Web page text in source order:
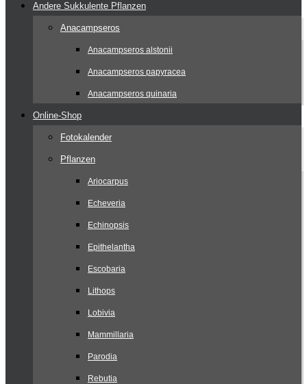
Andere Sukkulente Pflanzen
Anacampseros
Anacampseros alstonii
Anacampseros papyracea
Anacampseros quinaria
Online-Shop
Fotokalender
Pflanzen
Ariocarpus
Echeveria
Echinopsis
Epithelantha
Escobaria
Lithops
Lobivia
Mammillaria
Parodia
Rebutia